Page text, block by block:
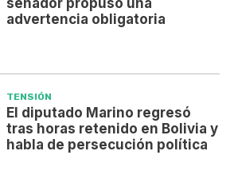
advertencia obligatoria
TENSIÓN
El diputado Marino regresó
tras horas retenido en Bolivia y
habla de persecución política